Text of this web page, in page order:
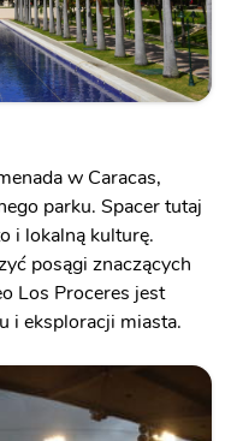
w Caracas,
parku. Spacer tutaj
i lokalną kulturę.
posągi znaczących
Los Proceres jest
i eksploracji miasta.